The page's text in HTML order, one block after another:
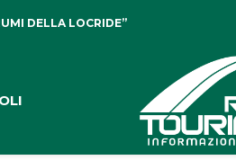
DELLA LOCRIDE”